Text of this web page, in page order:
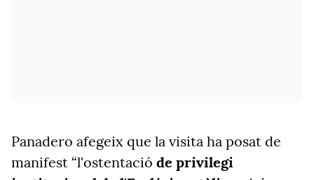
Panadero afegeix que la visita ha posat de
manifest “l'ostentació de privilegi